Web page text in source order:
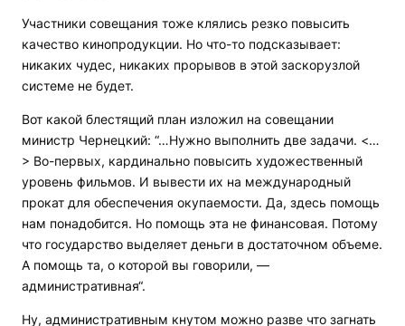
Участники совещания тоже клялись резко повысить
качество кинопродукции. Но что-то подсказывает:
никаких чудес, никаких прорывов в этой заскорузлой
системе не будет.
Вот какой блестящий план изложил на совещании
министр Чернецкий: “…Нужно выполнить две задачи. <…
> Во-первых, кардинально повысить художественный
уровень фильмов. И вывести их на международный
прокат для обеспечения окупаемости. Да, здесь помощь
нам понадобится. Но помощь эта не финансовая. Потому
что государство выделяет деньги в достаточном объеме.
А помощь та, о которой вы говорили, —
административная“.
Ну, административным кнутом можно разве что загнать